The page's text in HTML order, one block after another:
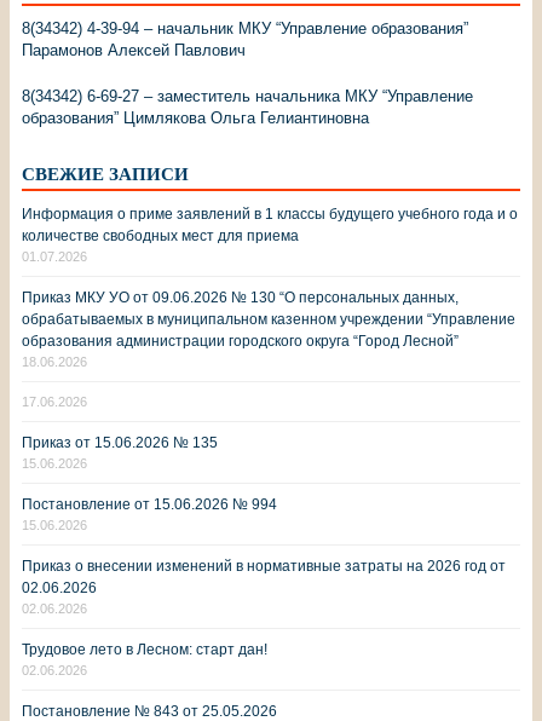
8(34342) 4-39-94 – начальник МКУ “Управление образования”
Парамонов Алексей Павлович
8(34342) 6-69-27 – заместитель начальника МКУ “Управление
образования” Цимлякова Ольга Гелиантиновна
СВЕЖИЕ ЗАПИСИ
Информация о приме заявлений в 1 классы будущего учебного года и о
количестве свободных мест для приема
01.07.2026
Приказ МКУ УО от 09.06.2026 № 130 “О персональных данных,
обрабатываемых в муниципальном казенном учреждении “Управление
образования администрации городского округа “Город Лесной”
18.06.2026
17.06.2026
Приказ от 15.06.2026 № 135
15.06.2026
Постановление от 15.06.2026 № 994
15.06.2026
Приказ о внесении изменений в нормативные затраты на 2026 год от
02.06.2026
02.06.2026
Трудовое лето в Лесном: старт дан!
02.06.2026
Постановление № 843 от 25.05.2026